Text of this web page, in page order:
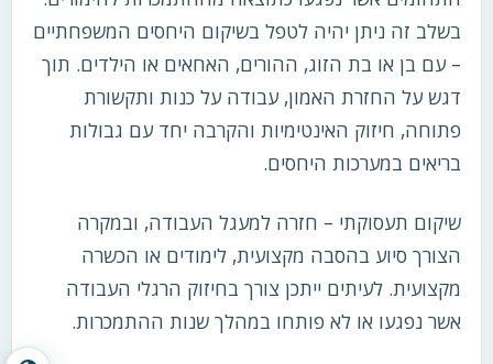
בשלב זה ניתן יהיה לטפל בשיקום היחסים המשפחתיים
– עם בן או בת הזוג, ההורים, האחאים או הילדים. תוך
דגש על החזרת האמון, עבודה על כנות ותקשורת
פתוחה, חיזוק האינטימיות והקרבה יחד עם גבולות
בריאים במערכות היחסים.
שיקום תעסוקתי – חזרה למעגל העבודה, ובמקרה
הצורך סיוע בהסבה מקצועית, לימודים או הכשרה
מקצועית. לעיתים ייתכן צורך בחיזוק הרגלי העבודה
אשר נפגעו או לא פותחו במהלך שנות ההתמכרות.